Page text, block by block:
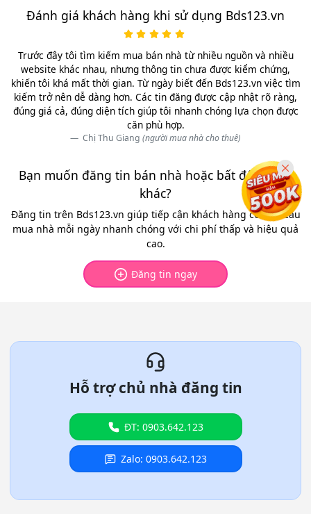
Đánh giá khách hàng khi sử dụng Bds123.vn
Trước đây tôi tìm kiếm mua bán nhà từ nhiều nguồn và nhiều
website khác nhau, nhưng thông tin chưa được kiểm chứng,
khiến tôi khá mất thời gian. Từ ngày biết đến Bds123.vn việc tìm
kiếm trở nên dễ dàng hơn. Các tin đăng được cập nhật rõ ràng,
đúng giá cả, đúng diện tích giúp tôi nhanh chóng lựa chọn được
căn phù hợp.
Chị Thu Giang (người mua nhà cho thuê)
Bạn muốn đăng tin bán nhà hoặc bất động sản
khác?
Đăng tin trên Bds123.vn giúp tiếp cận khách hàng có nhu cầu
mua nhà mỗi ngày nhanh chóng với chi phí thấp và hiệu quả
cao.
Đăng tin ngay
Hỗ trợ chủ nhà đăng tin
ĐT: 0903.642.123
Zalo: 0903.642.123